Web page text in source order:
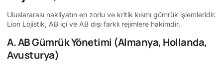
Uluslararası nakliyatın en zorlu ve kritik kısmı gümrük işlemleridir.
Lion Lojistik, AB içi ve AB dışı farklı rejimlere hakimdir.
A. AB Gümrük Yönetimi (Almanya, Hollanda,
Avusturya)